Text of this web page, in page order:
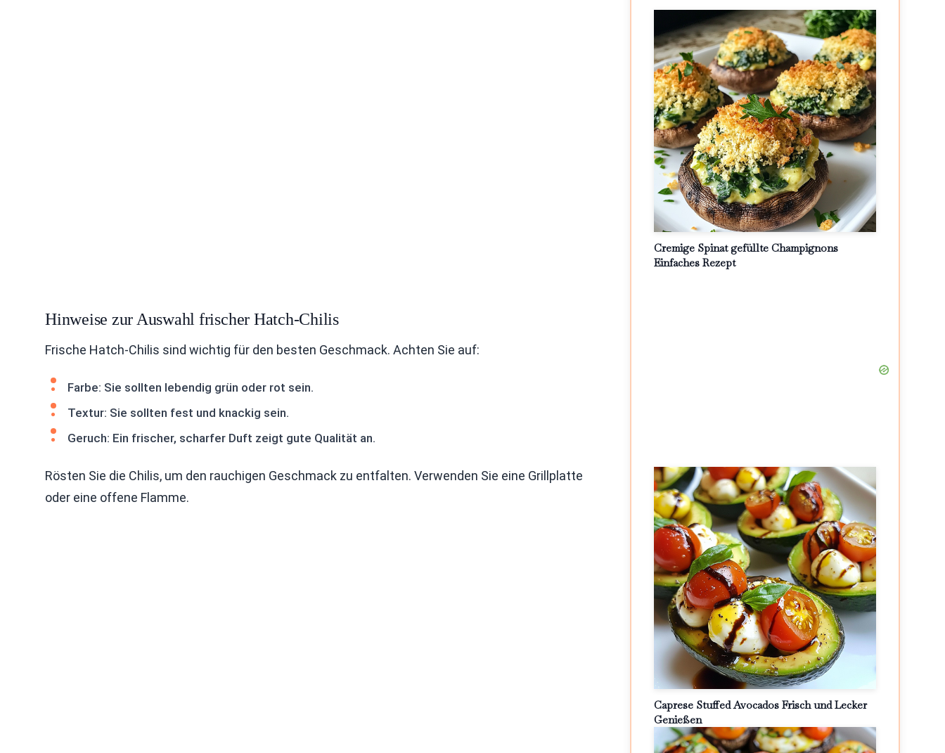
Hinweise zur Auswahl frischer Hatch-Chilis
Frische Hatch-Chilis sind wichtig für den besten Geschmack. Achten Sie auf:
Farbe: Sie sollten lebendig grün oder rot sein.
Textur: Sie sollten fest und knackig sein.
Geruch: Ein frischer, scharfer Duft zeigt gute Qualität an.
Rösten Sie die Chilis, um den rauchigen Geschmack zu entfalten. Verwenden Sie eine Grillplatte
oder eine offene Flamme.
Cremige Spinat gefüllte Champignons
Einfaches Rezept
Caprese Stuffed Avocados Frisch und Lecker
Genießen